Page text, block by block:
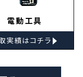
電動工具
実績はコチラ ▸